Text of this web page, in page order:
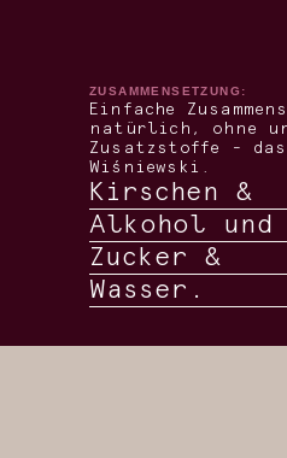
ZUSAMMENSETZUNG:
Einfache
natürlich, ohne
Zusatzstoffe -
Wiśniewski.
Kirschen &
Alkohol und
Zucker &
Wasser.